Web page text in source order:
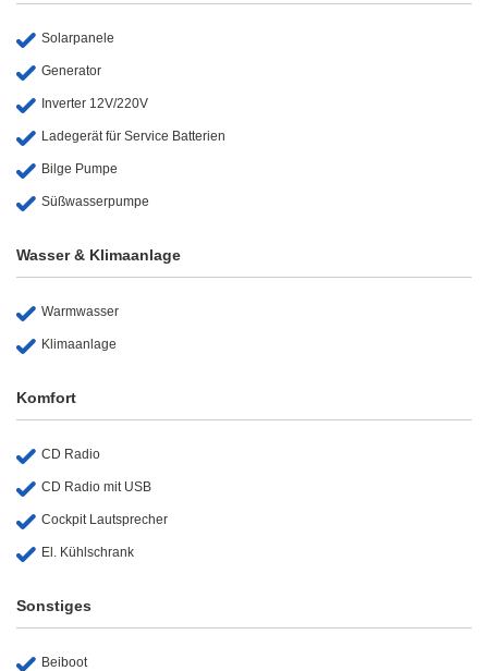
Solarpanele
Generator
Inverter 12V/220V
Ladegerät für Service Batterien
Bilge Pumpe
Süßwasserpumpe
Wasser & Klimaanlage
Warmwasser
Klimaanlage
Komfort
CD Radio
CD Radio mit USB
Cockpit Lautsprecher
El. Kühlschrank
Sonstiges
Beiboot